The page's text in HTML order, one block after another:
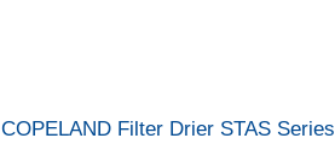
COPELAND Filter Drier STAS Series